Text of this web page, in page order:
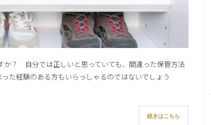
か？ 自分では正しいと思っていても、間違った保管方法
た経験のある方もいらっしゃるのではないでしょう
続きはこちら